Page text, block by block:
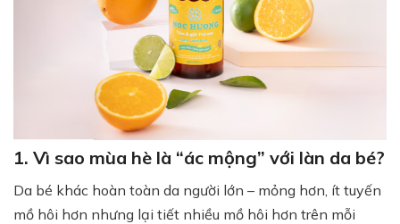
1. Vì sao mùa hè là “ác mộng” với làn da bé?
Da bé khác hoàn toàn da người lớn – mỏng hơn, ít tuyến
mồ hôi hơn nhưng lại tiết nhiều mồ hôi hơn trên mỗi